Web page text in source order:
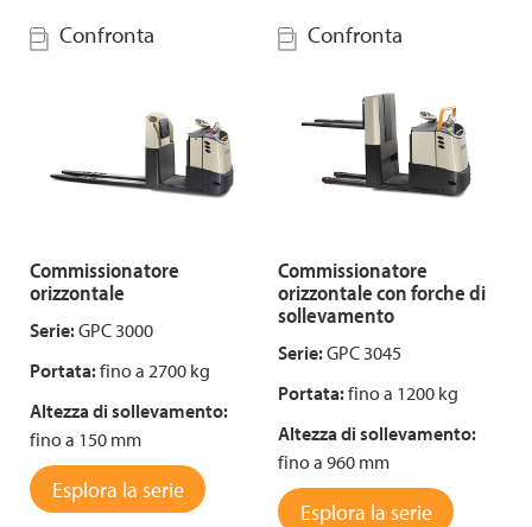
Confronta
Commissionatore
orizzontale
Serie:GPC 3000
Portata:fino a 2700 kg
Altezza di sollevamento:
fino a 150 mm
Esplora la serie
Confronta
Commissionatore
orizzontale con forche di
sollevamento
Serie:GPC 3045
Portata:fino a 1200 kg
Altezza di sollevamento:
fino a 960 mm
Esplora la serie